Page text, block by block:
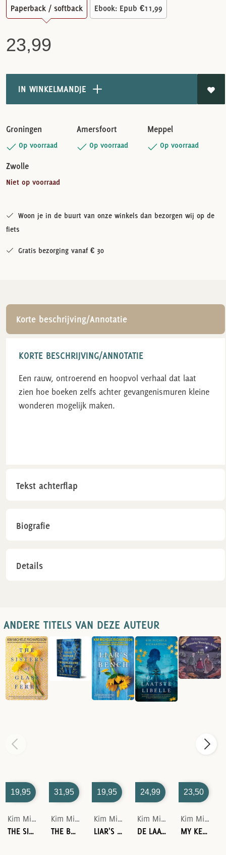
Paperback / softback Ebook: Epub €11,99
23,99
IN WINKELMANDJE
Groningen
Op voorraad
Amersfoort
Op voorraad
Meppel
Op voorraad
Zwolle
Niet op voorraad
Woon je in de buurt van onze winkels dan bezorgen wij op de
fiets
Gratis bezorging vanaf € 30
Korte beschrijving/Annotatie
KORTE BESCHRIJVING/ANNOTATIE
Een rauw, ontroerend en hoopvol verhaal dat laat
zien hoe boeken zelfs achter gevangenismuren kleine
wonderen mogelijk maken.
Tekst achterflap
Biografie
Details
ANDERE TITELS VAN DEZE AUTEUR
19,95
Kim Michele Richardson
THE SISTERS OF GLASS FERRY
31,95
Kim Michele Richardson
THE BOOK WOMAN OF TROUBLESOME CREEK (COLLECTOR'S EDITION)
19,95
Kim Michele Richardson
LIAR'S BENCH
24,99
Kim Michele Richardson
DE LAATSTE LIBELLE
23,50
Kim Michele Richardson
MY KENTUCKY MOONLIGHT SCHOOL